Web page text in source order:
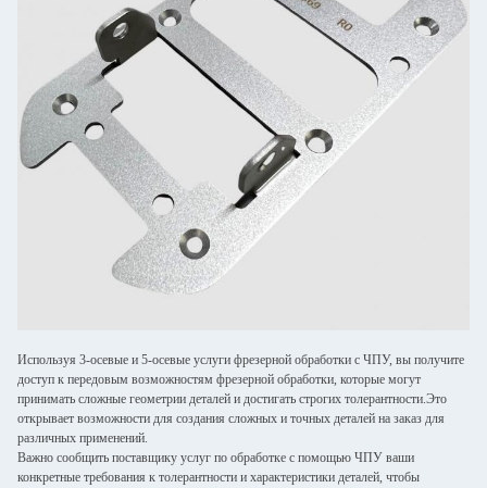
Используя 3-осевые и 5-осевые услуги фрезерной обработки с ЧПУ, вы получите
доступ к передовым возможностям фрезерной обработки, которые могут
принимать сложные геометрии деталей и достигать строгих толерантности.Это
открывает возможности для создания сложных и точных деталей на заказ для
различных применений.
Важно сообщить поставщику услуг по обработке с помощью ЧПУ ваши
конкретные требования к толерантности и характеристики деталей, чтобы